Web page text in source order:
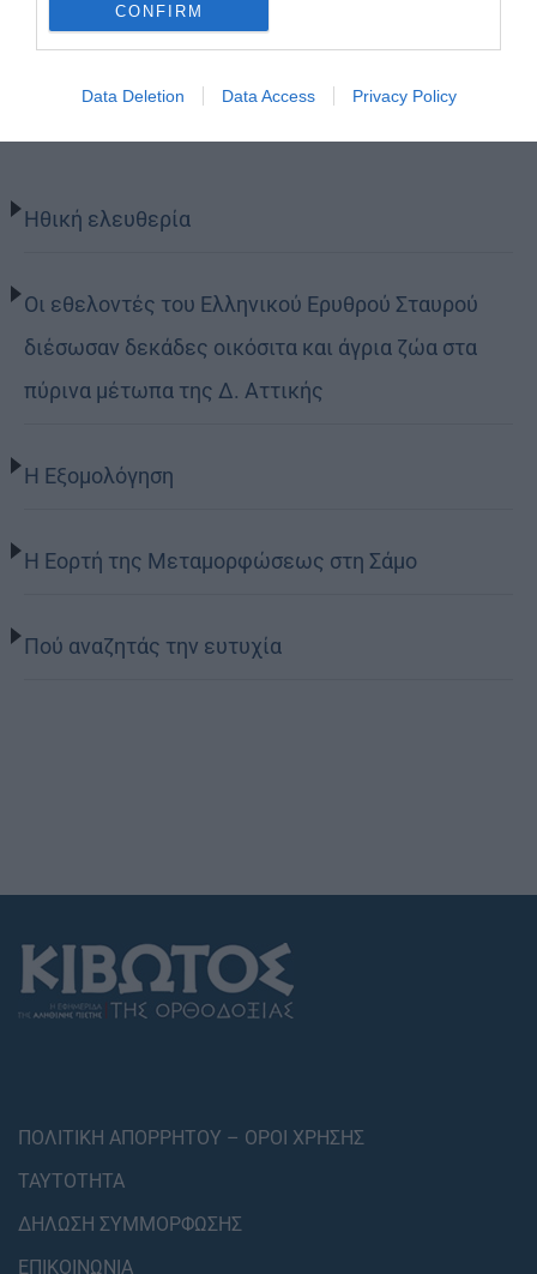
CONFIRM
Data Deletion Data Access Privacy Policy
Ηθική ελευθερία
Οι εθελοντές του Ελληνικού Ερυθρού Σταυρού
διέσωσαν δεκάδες οικόσιτα και άγρια ζώα στα
πύρινα μέτωπα της Δ. Αττικής
Η Εξομολόγηση
Η Εορτή της Μεταμορφώσεως στη Σάμο
Πού αναζητάς την ευτυχία
ΠΟΛΙΤΙΚΗ ΑΠΟΡΡΗΤΟΥ – ΟΡΟΙ ΧΡΗΣΗΣ
ΤΑΥΤΟΤΗΤΑ
ΔΗΛΩΣΗ ΣΥΜΜΟΡΦΩΣΗΣ
ΕΠΙΚΟΙΝΩΝΙΑ